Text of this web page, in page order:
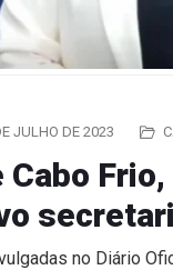
JULHO DE 2023
no Diário